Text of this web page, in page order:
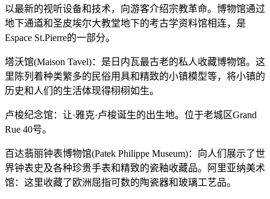
以最新的视听设备和技术，向游客介绍宗教革命。博物馆通过
地下通道和圣皮埃尔大教堂地下的考古学资料馆相连，是
Espace St.Pierre的一部分。
塔沃馆(Maison Tavel)：是日内瓦最古老的私人收藏博物馆。这
里陈列着种类繁多的民俗用具和精致的小镇模型等，将小镇的
历史和人们的生活体现得栩栩如生。
卢梭纪念馆：让·雅克·卢梭诞生的出生地。位于老城区Grand
Rue 40号。
百达翡丽钟表博物馆(Patek Philippe Museum)：向人们展示了世
界钟表史及各种珍贵手表和精致的瓷釉收藏品。阿里亚纳美术
馆：这里收藏了欧洲屈指可数的陶瓷器和玻璃工艺品。